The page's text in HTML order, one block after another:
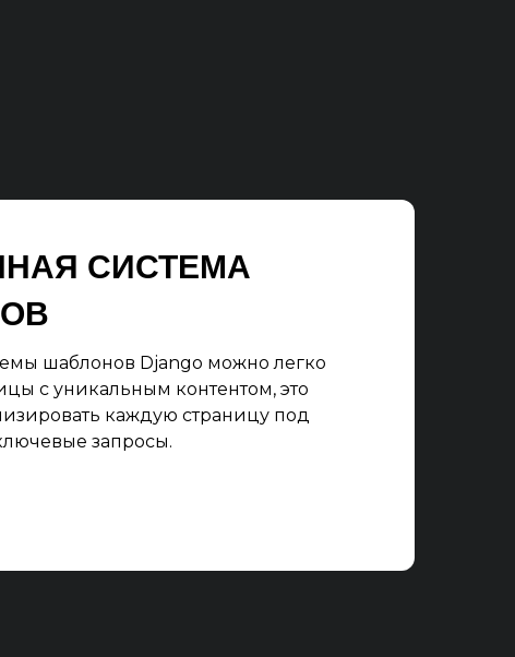
СИСТЕМА
шаблонов Django можно легко
с уникальным контентом, это
каждую страницу под
запросы.